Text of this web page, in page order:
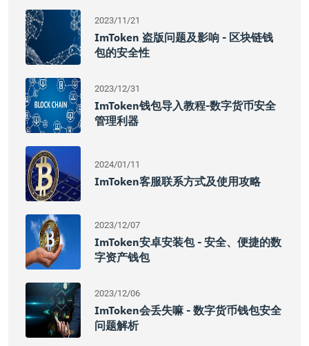
2023/11/21
ImToken 盗版问题及影响 - 区块链钱
包的安全性
2023/12/31
ImToken钱包导入教程-数字货币安全
管理利器
2024/01/11
ImToken客服联系方式及使用攻略
2023/12/07
ImToken安卓安装包 - 安全、便捷的数
字资产钱包
2023/12/06
ImToken会丢失嘛 - 数字货币钱包安全
问题解析